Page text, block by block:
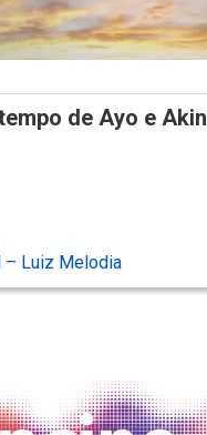
de Ayo e Akin
– Luiz Melodia